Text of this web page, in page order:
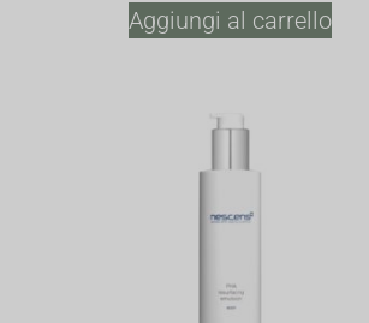
Aggiungi al carrello